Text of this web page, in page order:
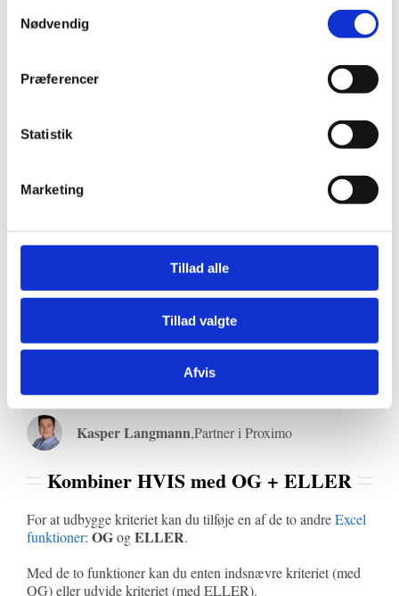
Nødvendig
Præferencer
Statistik
Marketing
Tillad alle
Tillad valgte
Afvis
A<>B | Hvis A ikke er lig med B, så…
Hvis du ikke bruger en reference til at angive dit kriterie (fx.
dit kriterie er tal eller tekst.
Et tekst-kriterie kan kun bruge de sidste 2 logiske operatorer.
A<>B | Hvis A ikke er lig med B, så…
Tekst-kriterier ser typisk sådan ud: =HVIS(A2=”Peter
Kasper Langmann,Partner i Proximo
Kombiner HVIS med OG + ELLER
For at udbygge kriteriet kan du tilføje en af de to andreExcel
funktioner: OGogELLER.
Med de to funktioner kan du enten indsnævre kriteriet (med
OG) eller udvide kriteriet (med ELLER).